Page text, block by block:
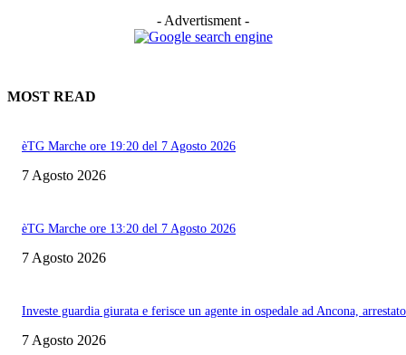
- Advertisment -
MOST READ
èTG Marche ore 19:20 del 7 Agosto 2026
7 Agosto 2026
èTG Marche ore 13:20 del 7 Agosto 2026
7 Agosto 2026
Investe guardia giurata e ferisce un agente in ospedale ad Ancona, arrestato
7 Agosto 2026